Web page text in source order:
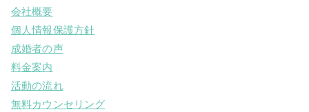
会社概要
個人情報保護方針
成婚者の声
料金案内
活動の流れ
無料カウンセリング